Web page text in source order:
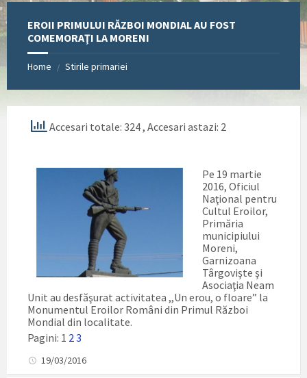
EROII PRIMULUI RĂZBOI MONDIAL AU FOST
COMEMORAŢI LA MORENI
Home / Stirile primariei
Accesari totale: 324, Accesari astazi: 2
Pe 19 martie
2016, Oficiul
Naţional pentru
Cultul Eroilor,
Primăria
municipiului
Moreni,
Garnizoana
Târgovişte şi
Asociaţia Neam
Unit au desfăşurat activitatea ,,Un erou, o floare” la
Monumentul Eroilor Români din Primul Război
Mondial din localitate.
Pagini: 1 2 3
19/03/2016